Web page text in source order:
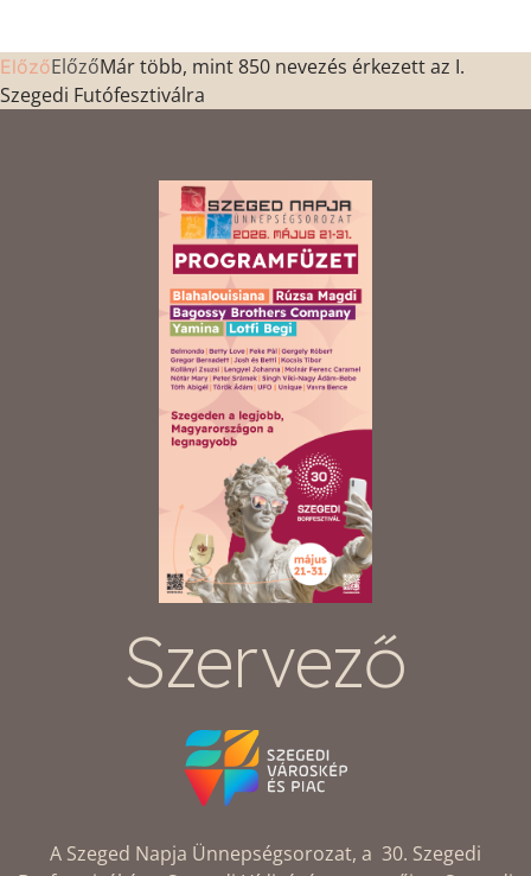
ElőzőElőzőMár több, mint 850 nevezés érkezett az I.
Szegedi Futófesztiválra
Szervező
A Szeged Napja Ünnepségsorozat, a 30. Szegedi